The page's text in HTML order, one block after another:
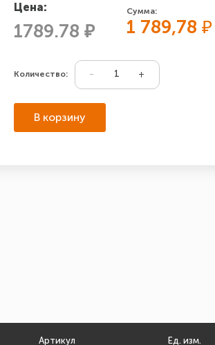
Цена:
1789.78 ₽
Сумма:
1 789,78₽
Количество:
В корзину
Артикул Ед. изм.